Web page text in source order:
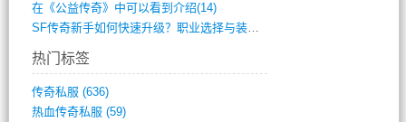
在《公益传奇》中可以看到介绍(14)
SF传奇新手如何快速升级？职业选择与装备(711)
热门标签
传奇私服 (636)
热血传奇私服 (59)